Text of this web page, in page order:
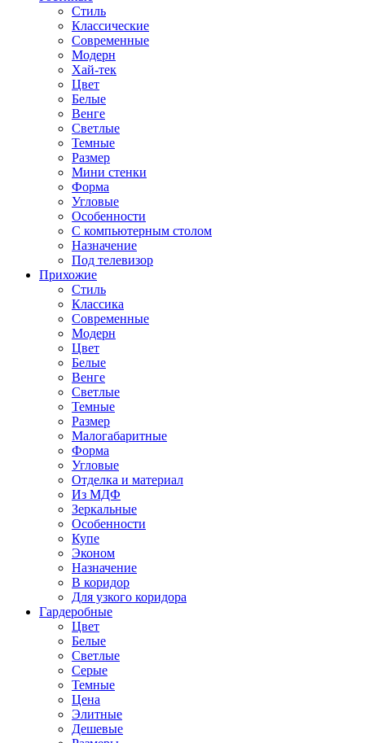
Стиль
Классические
Современные
Модерн
Хай-тек
Цвет
Белые
Венге
Светлые
Темные
Размер
Мини стенки
Форма
Угловые
Особенности
С компьютерным столом
Назначение
Под телевизор
Прихожие
Стиль
Классика
Современные
Модерн
Цвет
Белые
Венге
Светлые
Темные
Размер
Малогабаритные
Форма
Угловые
Отделка и материал
Из МДФ
Зеркальные
Особенности
Купе
Эконом
Назначение
В коридор
Для узкого коридора
Гардеробные
Цвет
Белые
Светлые
Серые
Темные
Цена
Элитные
Дешевые